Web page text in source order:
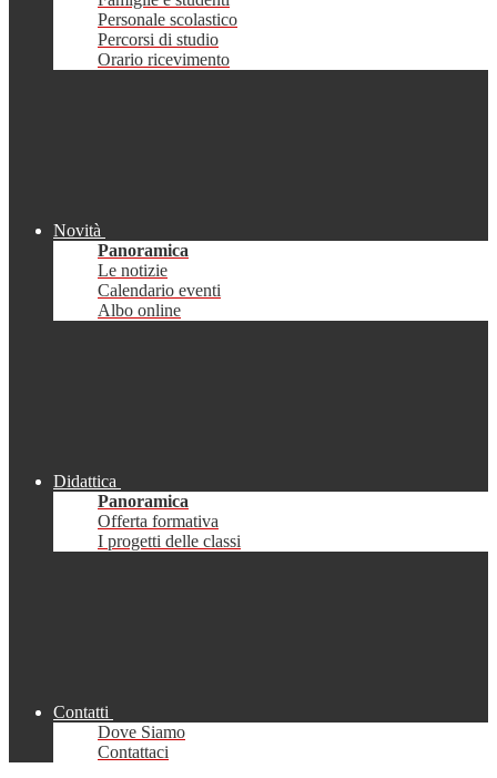
Personale scolastico
Percorsi di studio
Orario ricevimento
Novità
Panoramica
Le notizie
Calendario eventi
Albo online
Didattica
Panoramica
Offerta formativa
I progetti delle classi
Contatti
Dove Siamo
Contattaci